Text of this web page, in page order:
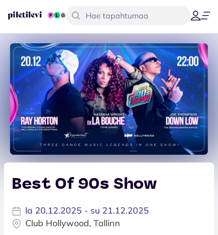
Best Of 90s Show
la 20.12.2025 - su 21.12.2025
Club Hollywood, Tallinn